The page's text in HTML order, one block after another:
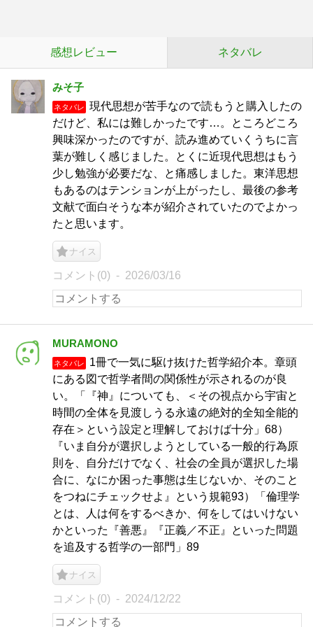
感想レビュー ネタバレ
みそ子
ネタバレ
現代思想が苦手なので読もうと購入したの
だけど、私には難しかったです…。ところどころ
興味深かったのですが、読み進めていくうちに言
葉が難しく感じました。とくに近現代思想はもう
少し勉強が必要だな、と痛感しました。東洋思想
もあるのはテンションが上がったし、最後の参考
文献で面白そうな本が紹介されていたのでよかっ
たと思います。
ナイス
コメント(0) 2026/03/16
MURAMONO
ネタバレ
1冊で一気に駆け抜けた哲学紹介本。章頭
にある図で哲学者間の関係性が示されるのが良
い。「『神』についても、＜その視点から宇宙と
時間の全体を見渡しうる永遠の絶対的全知全能的
存在＞という設定と理解しておけば十分」68）
『いま自分が選択しようとしている一般的行為原
則を、自分だけでなく、社会の全員が選択した場
合に、なにか困った事態は生じないか、そのこと
をつねにチェックせよ』という規範93）「倫理学
とは、人は何をするべきか、何をしてはいけない
かといった『善悪』『正義／不正』といった問題
を追及する哲学の一部門」89
ナイス
コメント(0) 2024/12/22